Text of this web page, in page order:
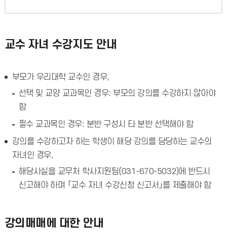
교수 자녀 수강지도 안내
부모가 우리대학 교수인 경우,
선택 및 교양 교과목인 경우: 부모의 강의를 수강하지 않아야
함
필수 교과목인 경우: 분반 구성시 타 분반 선택해야 함
강의를 수강하고자 하는 학생이 해당 강의를 담당하는 교수의
자녀인 경우,
해당사실을 교무처 학사지원팀(031-670-5032)에 반드시
신고해야 하며 「교수 자녀 수강신청 신고서」를 제출해야 함
강의매매에 대한 안내